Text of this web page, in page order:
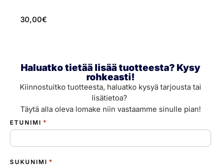
30,00€
Haluatko tietää lisää tuotteesta? Kysy
rohkeasti!
Kiinnostuitko tuotteesta, haluatko kysyä tarjousta tai
lisätietoa?
Täytä alla oleva lomake niin vastaamme sinulle pian!
ETUNIMI *
SUKUNIMI *